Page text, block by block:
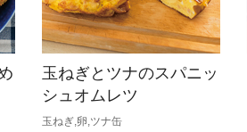
玉ねぎとツナのスパニッ
シュオムレツ
玉ねぎ,卵,ツナ缶